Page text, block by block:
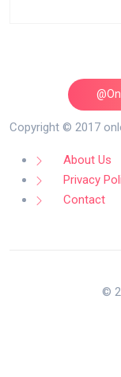
Copyright © 2017
About Us
Privacy
Contact
©